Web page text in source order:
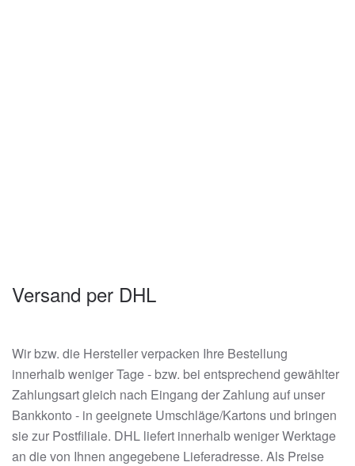
Versand per DHL
Wir bzw. die Hersteller verpacken Ihre Bestellung
innerhalb weniger Tage - bzw. bei entsprechend gewählter
Zahlungsart gleich nach Eingang der Zahlung auf unser
Bankkonto - in geeignete Umschläge/Kartons und bringen
sie zur Postfiliale. DHL liefert innerhalb weniger Werktage
an die von Ihnen angegebene Lieferadresse. Als Preise